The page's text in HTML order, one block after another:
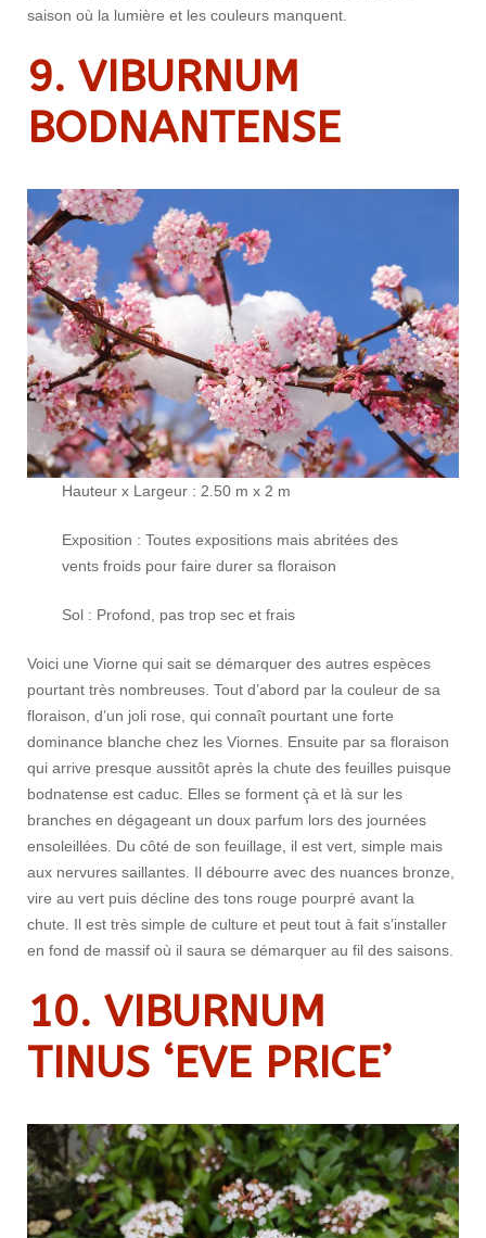
saison où la lumière et les couleurs manquent.
9. VIBURNUM
BODNANTENSE
Hauteur x Largeur : 2.50 m x 2 m
Exposition : Toutes expositions mais abritées des
vents froids pour faire durer sa floraison
Sol : Profond, pas trop sec et frais
Voici une Viorne qui sait se démarquer des autres espèces
pourtant très nombreuses. Tout d’abord par la couleur de sa
floraison, d’un joli rose, qui connaît pourtant une forte
dominance blanche chez les Viornes. Ensuite par sa floraison
qui arrive presque aussitôt après la chute des feuilles puisque
bodnatense est caduc. Elles se forment çà et là sur les
branches en dégageant un doux parfum lors des journées
ensoleillées. Du côté de son feuillage, il est vert, simple mais
aux nervures saillantes. Il débourre avec des nuances bronze,
vire au vert puis décline des tons rouge pourpré avant la
chute. Il est très simple de culture et peut tout à fait s’installer
en fond de massif où il saura se démarquer au fil des saisons.
10. VIBURNUM
TINUS ‘EVE PRICE’